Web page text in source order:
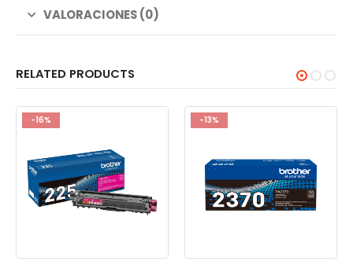
VALORACIONES (0)
RELATED PRODUCTS
-16% -13%